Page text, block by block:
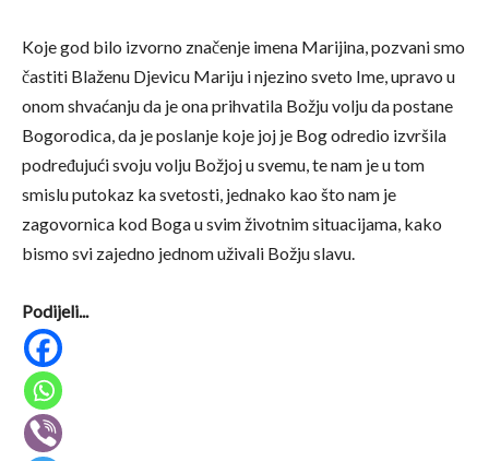
Koje god bilo izvorno značenje imena Marijina, pozvani smo
častiti Blaženu Djevicu Mariju i njezino sveto Ime, upravo u
onom shvaćanju da je ona prihvatila Božju volju da postane
Bogorodica, da je poslanje koje joj je Bog odredio izvršila
podređujući svoju volju Božjoj u svemu, te nam je u tom
smislu putokaz ka svetosti, jednako kao što nam je
zagovornica kod Boga u svim životnim situacijama, kako
bismo svi zajedno jednom uživali Božju slavu.
Podijeli...